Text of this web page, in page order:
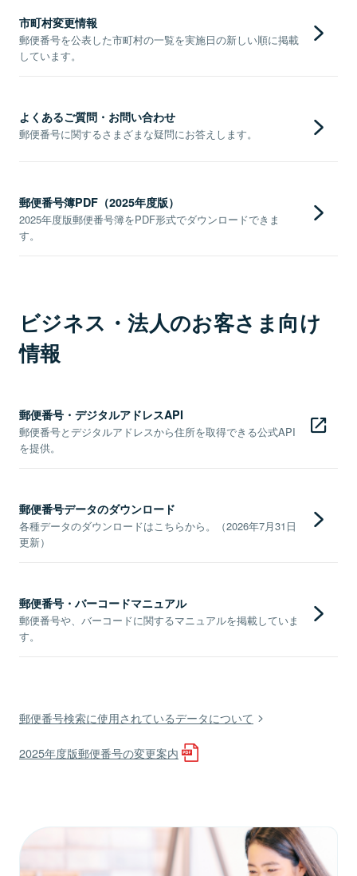
市町村変更情報
郵便番号を公表した市町村の一覧を実施日の新しい順に掲載
しています。
よくあるご質問・お問い合わせ
郵便番号に関するさまざまな疑問にお答えします。
郵便番号簿PDF（2025年度版）
2025年度版郵便番号簿をPDF形式でダウンロードできま
す。
ビジネス・法人のお客さま向け
情報
郵便番号・デジタルアドレスAPI
郵便番号とデジタルアドレスから住所を取得できる公式API
を提供。
郵便番号データのダウンロード
各種データのダウンロードはこちらから。（2026年7月31日
更新）
郵便番号・バーコードマニュアル
郵便番号や、バーコードに関するマニュアルを掲載していま
す。
郵便番号検索に使用されているデータについて
2025年度版郵便番号の変更案内